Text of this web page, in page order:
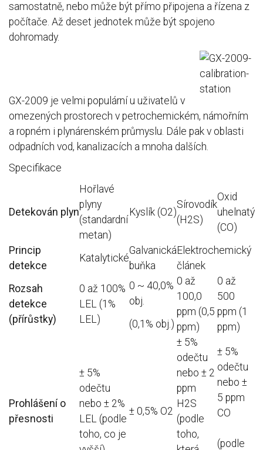
samostatně, nebo může být přímo připojena a řízena z
počítače. Až deset jednotek může být spojeno
dohromady.
GX-2009 je velmi populární u uživatelů v
omezených prostorech v petrochemickém, námořním
a ropném i plynárenském průmyslu. Dále pak v oblasti
odpadních vod, kanalizacích a mnoha dalších.
Specifikace
Detekován plyn
Hořlavé
plyny
(standardní
metan)
Kyslík (O2)
Sírovodík
(H2S)
Oxid
uhelnatý
(CO)
Princip
detekce
Katalytické
Galvanická
buňka
Elektrochemický
článek
Rozsah
detekce
(přírůstky)
0 až 100%
LEL (1%
LEL)
0 ~ 40,0%
obj.
0 až
100,0
ppm (0,5
ppm)
0 až
500
ppm (1
ppm)
(0,1% obj.)
Prohlášení o
přesnosti
± 5%
odečtu
nebo ± 2%
LEL (podle
toho, co je
± 0,5% O2
± 5%
odečtu
nebo ± 2
ppm
H2S
(podle
toho,
± 5%
odečtu
nebo ±
5 ppm
CO
(podle